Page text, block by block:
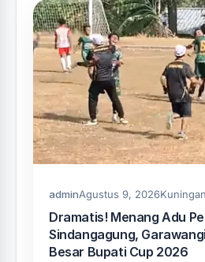
adminAgustus 9, 2026Kuningan
Dramatis! Menang Adu
Sindangagung,
Besar Bupati Cup 2026